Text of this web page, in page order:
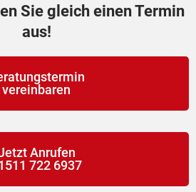
Sie gleich einen Termin
aus!
vereinbaren
Anrufen
722 6937